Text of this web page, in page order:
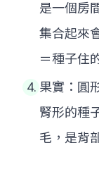
是一個房
集合起來
＝種子住
果實：圓
腎形的種
毛，是背